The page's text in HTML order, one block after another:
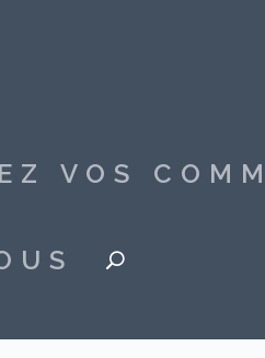
VOS